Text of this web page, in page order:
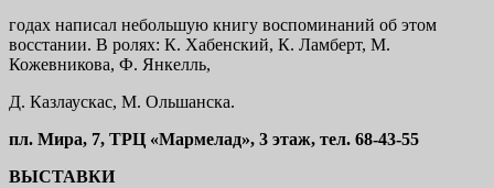
годах написал небольшую книгу воспоминаний об этом
восстании. В ролях: К. Хабенский, К. Ламберт, М.
Кожевникова, Ф. Янкелль,
Д. Казлаускас, М. Ольшанска.
пл. Мира, 7, ТРЦ «Мармелад», 3 этаж, тел. 68-43-55
ВЫСТАВКИ